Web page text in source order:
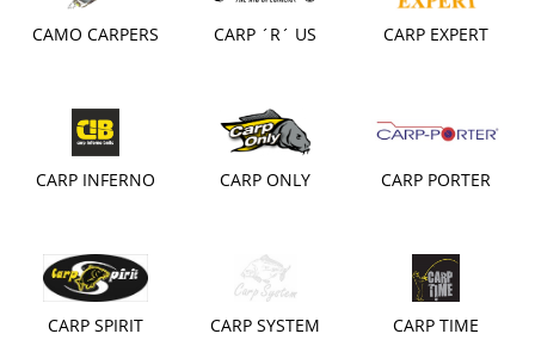
CAMO CARPERS CARP ´R´ US CARP EXPERT
CARP INFERNO CARP ONLY CARP PORTER
CARP SPIRIT CARP SYSTEM CARP TIME